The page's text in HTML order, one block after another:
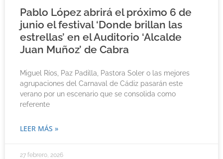
Pablo López abrirá el próximo 6 de
junio el festival ‘Donde brillan las
estrellas’ en el Auditorio ‘Alcalde
Juan Muñoz’ de Cabra
Miguel Ríos, Paz Padilla, Pastora Soler o las mejores
agrupaciones del Carnaval de Cádiz pasarán este
verano por un escenario que se consolida como
referente
LEER MÁS »
27 febrero, 2026